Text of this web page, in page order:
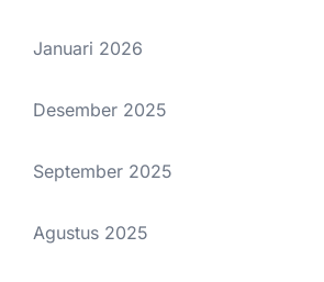
Januari 2026
Desember 2025
September 2025
Agustus 2025